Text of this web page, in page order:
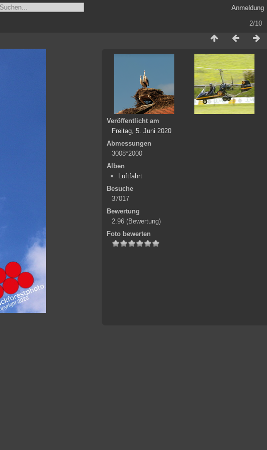
Anmeldung
2/10
Veröffentlicht am
Freitag, 5. Juni 2020
Abmessungen
3008*2000
Alben
Luftfahrt
Besuche
37017
Bewertung
2.96 (Bewertung)
Foto bewerten